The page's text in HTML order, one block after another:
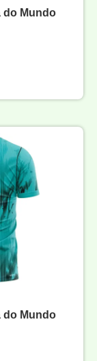
do Mundo
do Mundo